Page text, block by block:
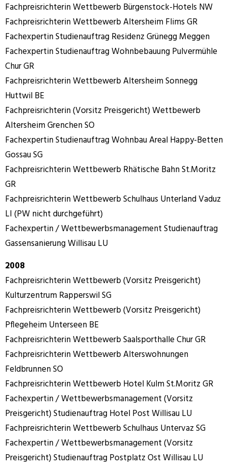
Fachpreisrichterin Wettbewerb Bürgenstock-Hotels NW
Fachpreisrichterin Wettbewerb Altersheim Flims GR
Fachexpertin Studienauftrag Residenz Grünegg Meggen
Fachexpertin Studienauftrag Wohnbebauung Pulvermühle
Chur GR
Fachpreisrichterin Wettbewerb Altersheim Sonnegg
Huttwil BE
Fachpreisrichterin (Vorsitz Preisgericht) Wettbewerb
Altersheim Grenchen SO
Fachexpertin Studienauftrag Wohnbau Areal Happy-Betten
Gossau SG
Fachpreisrichterin Wettbewerb Rhätische Bahn St.Moritz
GR
Fachpreisrichterin Wettbewerb Schulhaus Unterland Vaduz
LI (PW nicht durchgeführt)
Fachexpertin / Wettbewerbsmanagement Studienauftrag
Gassensanierung Willisau LU
2008
Fachpreisrichterin Wettbewerb (Vorsitz Preisgericht)
Kulturzentrum Rapperswil SG
Fachpreisrichterin Wettbewerb (Vorsitz Preisgericht)
Pflegeheim Unterseen BE
Fachpreisrichterin Wettbewerb Saalsporthalle Chur GR
Fachpreisrichterin Wettbewerb Alterswohnungen
Feldbrunnen SO
Fachpreisrichterin Wettbewerb Hotel Kulm St.Moritz GR
Fachexpertin / Wettbewerbsmanagement (Vorsitz
Preisgericht) Studienauftrag Hotel Post Willisau LU
Fachpreisrichterin Wettbewerb Schulhaus Untervaz SG
Fachexpertin / Wettbewerbsmanagement (Vorsitz
Preisgericht) Studienauftrag Postplatz Ost Willisau LU